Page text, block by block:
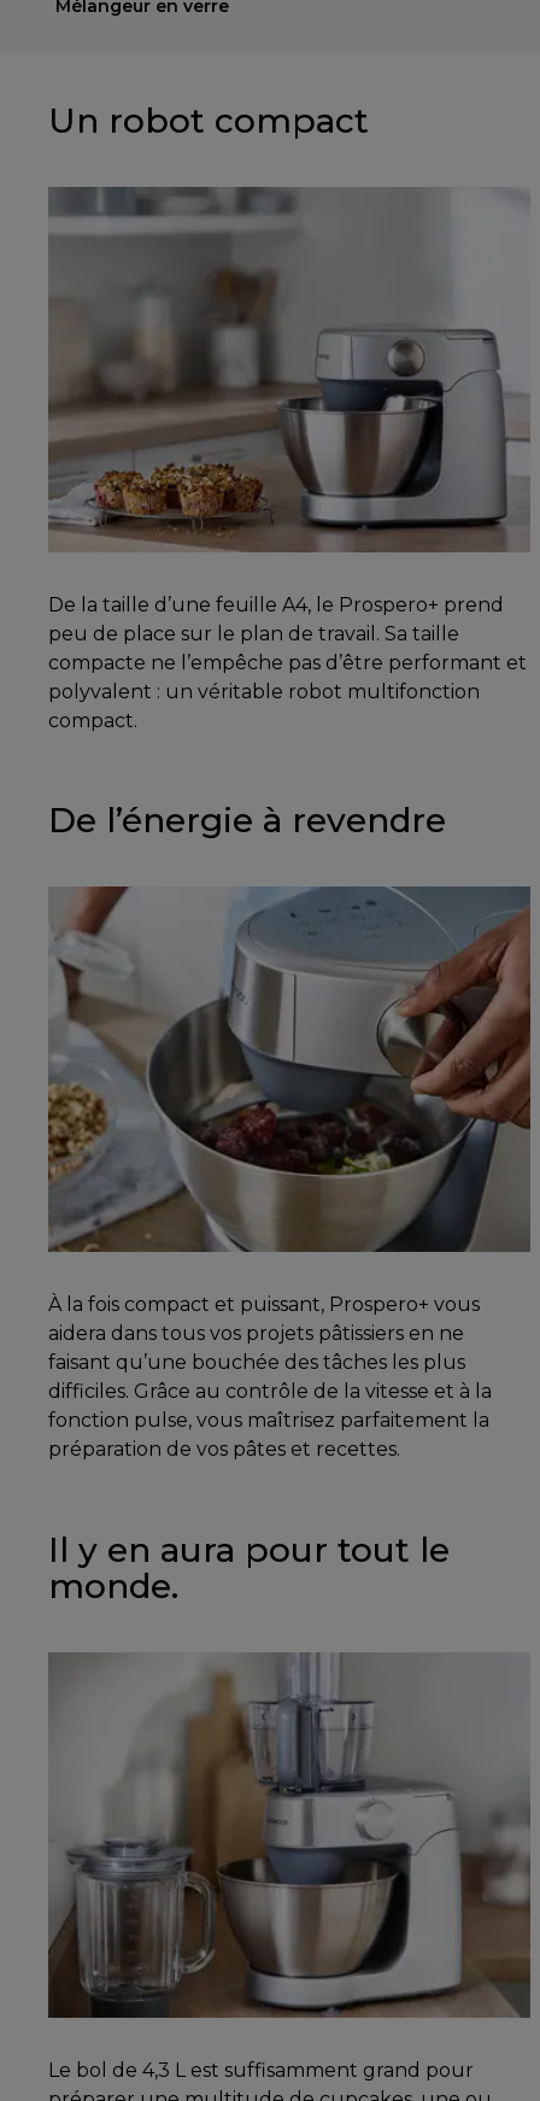
Mélangeur en verre
Un robot compact
De la taille d’une feuille A4, le Prospero+ prend
peu de place sur le plan de travail. Sa taille
compacte ne l’empêche pas d’être performant et
polyvalent : un véritable robot multifonction
compact.
De l’énergie à revendre
À la fois compact et puissant, Prospero+ vous
aidera dans tous vos projets pâtissiers en ne
faisant qu’une bouchée des tâches les plus
difficiles. Grâce au contrôle de la vitesse et à la
fonction pulse, vous maîtrisez parfaitement la
préparation de vos pâtes et recettes.
Il y en aura pour tout le
monde.
Le bol de 4,3 L est suffisamment grand pour